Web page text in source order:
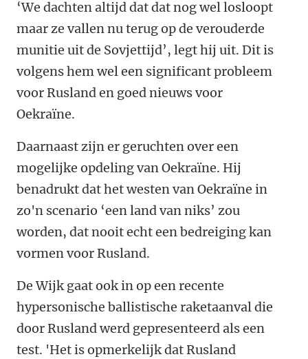
‘We dachten altijd dat dat nog wel losloopt
maar ze vallen nu terug op de verouderde
munitie uit de Sovjettijd’, legt hij uit. Dit is
volgens hem wel een significant probleem
voor Rusland en goed nieuws voor
Oekraïne.
Daarnaast zijn er geruchten over een
mogelijke opdeling van Oekraïne. Hij
benadrukt dat het westen van Oekraïne in
zo'n scenario ‘een land van niks’ zou
worden, dat nooit echt een bedreiging kan
vormen voor Rusland.
De Wijk gaat ook in op een recente
hypersonische ballistische raketaanval die
door Rusland werd gepresenteerd als een
test. 'Het is opmerkelijk dat Rusland